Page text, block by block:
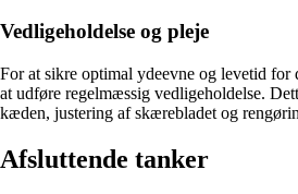
Vedligeholdelse og pleje
For at sikre optimal ydeevne og levetid for
at udføre regelmæssig vedligeholdelse.
kæden, justering af skærebladet og
Afsluttende tanker